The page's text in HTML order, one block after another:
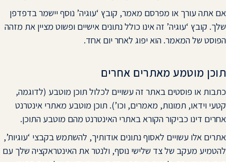
אם אתה עורך או מפרסם מאמר, קובץ ‘עוגיה’ נוסף יישמר בדפדפן
שלך. קובץ ‘עוגיה’ זה אינו כולל נתונים אישיים ופשוט מציין את מזהה
הפוסט של המאמר. הוא יפוג לאחר יום אחד.
תוכן מוטמע מאתרים אחרים
כתבות או פוסטים באתר זה עשויים לכלול תוכן מוטבע (לדוגמה,
קטעי וידאו, תמונות, מאמרים, וכו’). תוכן מוטבע מאתרי אינטרנט
אחרים דינו כביקור הקורא באתרי האינטרנט מהם מוטבע התוכן.
אתרים אלו עשויים לאסוף נתונים אודותיך, להשתמש בקבצי ‘עוגיות’,
להטמיע מעקב של צד שלישי נוסף, ולנטר את האינטראקציה שלך עם